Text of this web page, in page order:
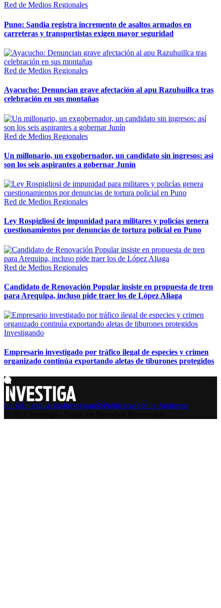
Red de Medios Regionales
Puno: Sandia registra incremento de asaltos armados en
carreteras y transportistas exigen mayor seguridad
Red de Medios Regionales
Ayacucho: Denuncian grave afectación al apu Razuhuillca tras
celebración en sus montañas
Red de Medios Regionales
Un millonario, un exgobernador, un candidato sin ingresos: así
son los seis aspirantes a gobernar Junín
Red de Medios Regionales
Ley Rospigliosi de impunidad para militares y policías genera
cuestionamientos por denuncias de tortura policial en Puno
Red de Medios Regionales
Candidato de Renovación Popular insiste en propuesta de tren
para Arequipa, incluso pide traer los de López Aliaga
Investigando
Empresario investigado por tráfico ilegal de especies y crimen
organizado continúa exportando aletas de tiburones protegidos
InicioInvestigaciónInvestigandoPublicidadMedio Ambiente